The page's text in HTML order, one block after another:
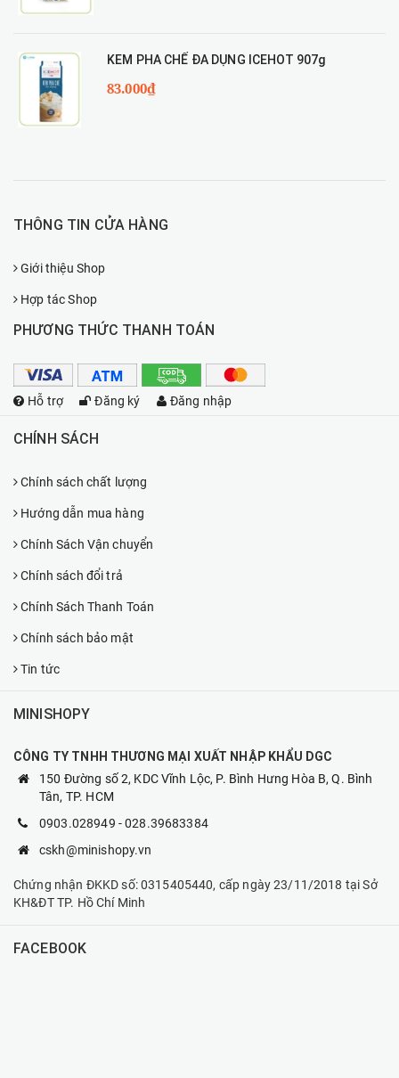
KEM PHA CHẾ ĐA DỤNG ICEHOT 907g
83.000₫
THÔNG TIN CỬA HÀNG
Giới thiệu Shop
Hợp tác Shop
PHƯƠNG THỨC THANH TOÁN
Hỗ trợ Đăng ký Đăng nhập
CHÍNH SÁCH
Chính sách chất lượng
Hướng dẫn mua hàng
Chính Sách Vận chuyển
Chính sách đổi trả
Chính Sách Thanh Toán
Chính sách bảo mật
Tin tức
MINISHOPY
CÔNG TY TNHH THƯƠNG MẠI XUẤT NHẬP KHẨU DGC
150 Đường số 2, KDC Vĩnh Lộc, P. Bình Hưng Hòa B, Q. Bình
Tân, TP. HCM
0903.028949 -028.39683384
cskh@minishopy.vn
Chứng nhận ĐKKD số: 0315405440, cấp ngày 23/11/2018 tại Sở
KH&ĐT TP. Hồ Chí Minh
FACEBOOK